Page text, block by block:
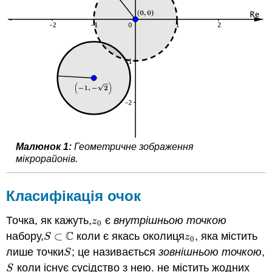
Малюнок 1:Геометричне зображення
мікрорайонів.
Класифікація очок
Точка, як кажуть,z0
z0 є внутрішньою точкою
набору,S ⊂ C
S ⊂C коли є якась околицяz0
z0, яка містить
лише точкиS
S; це називається зовнішньою точкою,
S
S коли існує сусідство з нею. не містить жодних